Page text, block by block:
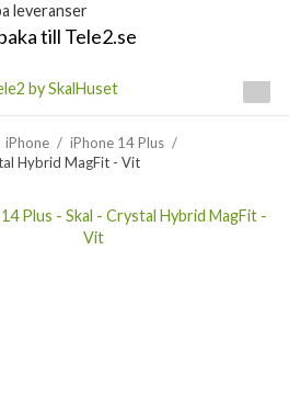
leveranser
till Tele2.se
iPhone / iPhone 14 Plus /
Hybrid MagFit - Vit